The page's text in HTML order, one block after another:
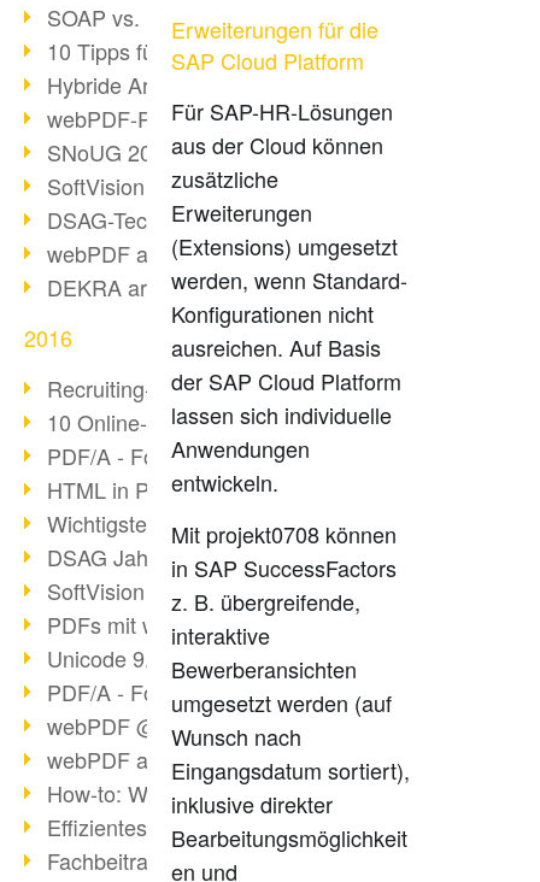
SOAP vs. RESTful
10 Tipps für PDF-Arbeit
Hybride Archivierung mit PDF/A-3
webPDF-Preview für Personalakten
SNoUG 2017 Rückblick
SoftVision auf der SNoUG
DSAG-TechDays 2017 Rückblick
webPDF auf DSAG-TechDays 2017
DEKRA arbeitet mit webPDF
2016
Recruiting-Prozess mit webPDF
10 Online-Bewerbung-Tipps
PDF/A - Format der Zukunft (4)
HTML in PDF konvertieren
Wichtigste Datei-/Grafikformate
DSAG Jahreskongress in Nürnberg
SoftVision auf der DSAG
PDFs mit webPDF bearbeiten
Unicode 9.0 Release in 2016
PDF/A - Format der Zukunft (3)
webPDF @ tools 2016
webPDF auf tools in Berlin
How-to: Webservices verwenden
Effizientes digitales Arbeiten
Fachbeitrag tools 2016
Erweiterungen für die
SAP Cloud Platform
Für SAP-HR-Lösungen
aus der Cloud können
zusätzliche
Erweiterungen
(Extensions) umgesetzt
werden, wenn Standard-
Konfigurationen nicht
ausreichen. Auf Basis
der SAP Cloud Platform
lassen sich individuelle
Anwendungen
entwickeln.
Mit projekt0708 können
in SAP SuccessFactors
z. B. übergreifende,
interaktive
Bewerberansichten
umgesetzt werden (auf
Wunsch nach
Eingangsdatum sortiert),
inklusive direkter
Bearbeitungsmöglichkeit
en und